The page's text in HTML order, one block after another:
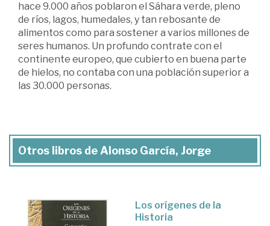
hace 9.000 años poblaron el Sáhara verde, pleno
de ríos, lagos, humedales, y tan rebosante de
alimentos como para sostener a varios millones de
seres humanos. Un profundo contrate con el
continente europeo, que cubierto en buena parte
de hielos, no contaba con una población superior a
las 30.000 personas.
Otros libros de Alonso García, Jorge
Los orígenes de la
Historia